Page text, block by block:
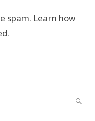
spam. Learn how